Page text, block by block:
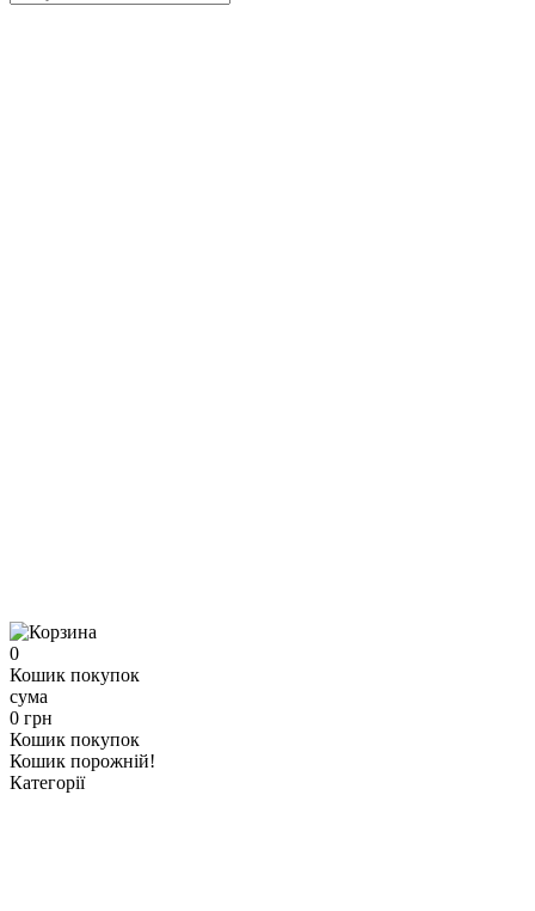
0
Кошик покупок
сума
0 грн
Кошик покупок
Кошик порожній!
Категорії